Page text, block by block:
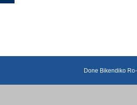
Done Bikendiko